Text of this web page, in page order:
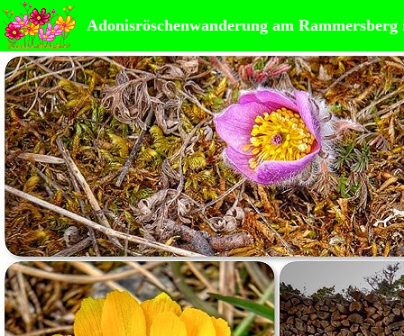
Adonisröschenwanderung am Rammersberg